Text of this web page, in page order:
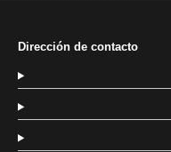
Dirección de contacto